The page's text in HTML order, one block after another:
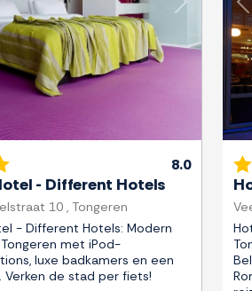
Next
8.0
- Different Hotels
10 , Tongeren
- Different Hotels: Modern
met iPod-
luxe badkamers en een
Verken de stad per fiets!